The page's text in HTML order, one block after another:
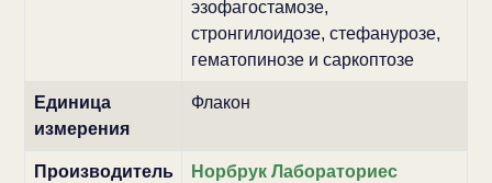
эзофагостамозе,
стронгилоидозе, стефанурозе,
гематопинозе и саркоптозе
Единица
измерения
Флакон
Производитель
Норбрук Лабораториес